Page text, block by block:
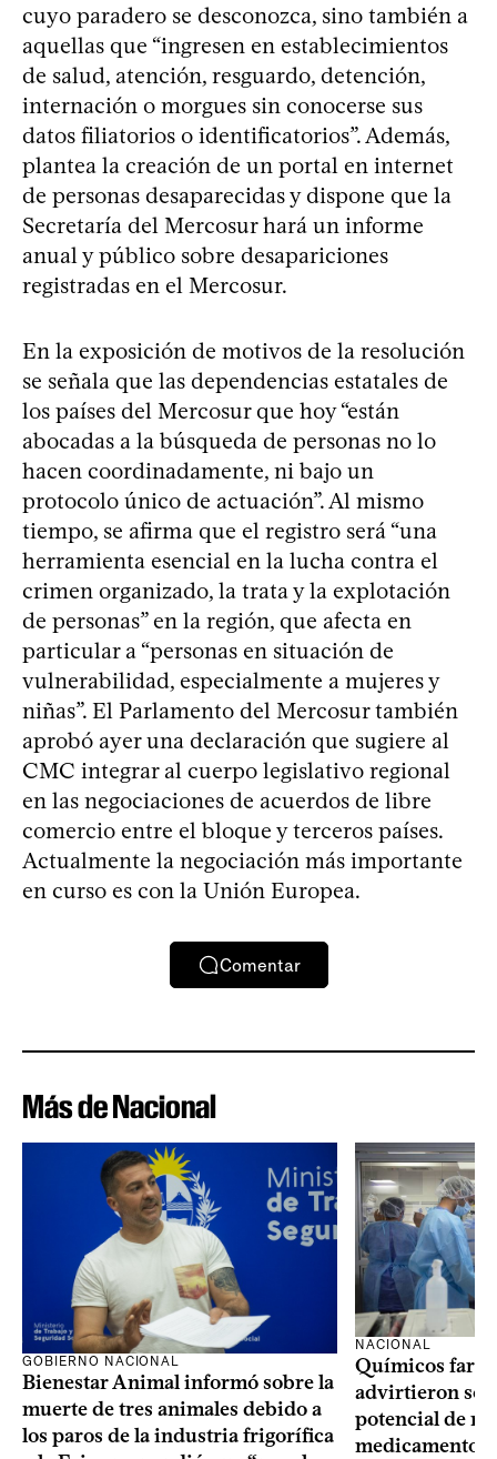
cuyo paradero se desconozca, sino también a
aquellas que “ingresen en establecimientos
de salud, atención, resguardo, detención,
internación o morgues sin conocerse sus
datos filiatorios o identificatorios”. Además,
plantea la creación de un portal en internet
de personas desaparecidas y dispone que la
Secretaría del Mercosur hará un informe
anual y público sobre desapariciones
registradas en el Mercosur.
En la exposición de motivos de la resolución
se señala que las dependencias estatales de
los países del Mercosur que hoy “están
abocadas a la búsqueda de personas no lo
hacen coordinadamente, ni bajo un
protocolo único de actuación”. Al mismo
tiempo, se afirma que el registro será “una
herramienta esencial en la lucha contra el
crimen organizado, la trata y la explotación
de personas” en la región, que afecta en
particular a “personas en situación de
vulnerabilidad, especialmente a mujeres y
niñas”. El Parlamento del Mercosur también
aprobó ayer una declaración que sugiere al
CMC integrar al cuerpo legislativo regional
en las negociaciones de acuerdos de libre
comercio entre el bloque y terceros países.
Actualmente la negociación más importante
en curso es con la Unión Europea.
Comentar
Más de Nacional
GOBIERNO NACIONAL
Bienestar Animal informó sobre la
muerte de tres animales debido a
los paros de la industria frigorífica
NACIONAL
Químicos
advirtieron
potencial de
medicamentos